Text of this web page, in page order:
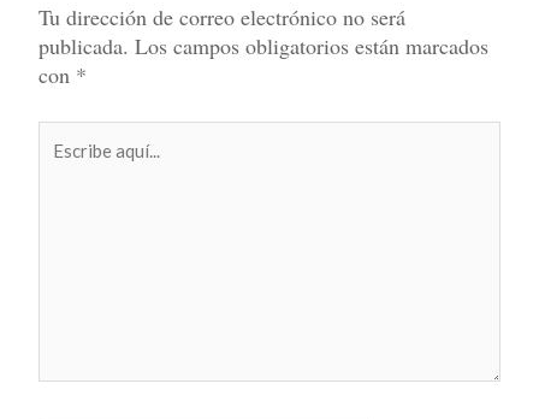
Tu dirección de correo electrónico no será
publicada. Los campos obligatorios están marcados
con *
aquí...